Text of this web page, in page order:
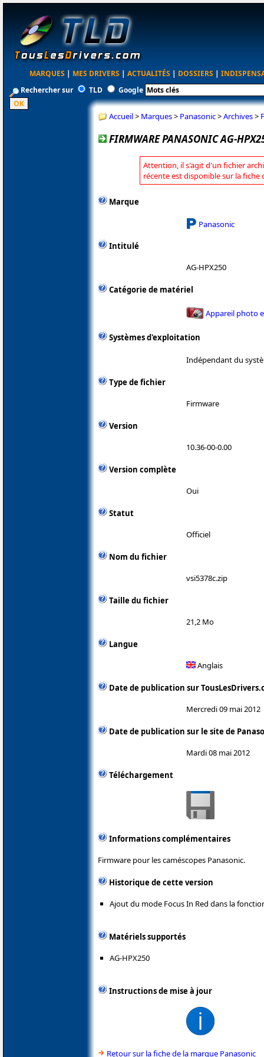
MARQUES | MES DRIVERS | ACTUALITÉS | DOSSIERS |
Rechercher sur
TLD Google
Accueil> Marques> Panasonic>Archives>
FIRMWARE PANASONIC AG-
Attention, il s'agit d'un fichier
récente est disponible sur la fiche
Marque
Panasonic
Intitulé
AG-HPX250
Catégorie de matériel
Appareil photo
Systèmes d'exploitation
Indépendant du
Type de fichier
Firmware
Version
10.36-00-0.00
Version complète
Oui
Statut
Officiel
Nom du fichier
vsi5378c.zip
Taille du fichier
21,2 Mo
Langue
Anglais
Date de publication sur
Mercredi 09 mai 2012
Date de publication sur le site de
Mardi 08 mai 2012
Téléchargement
Informations complémentaires
Firmware pour les caméscopes Panasonic.
Historique de cette version
Ajout du mode Focus In Red dans la
Matériels supportés
AG-HPX250
Instructions de mise à jour
Retour sur la fiche de la marque Panasonic